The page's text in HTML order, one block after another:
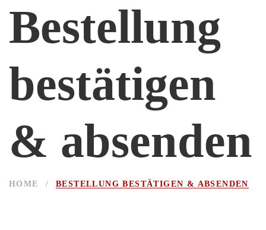
Bestellung
bestätigen
& absenden
HOME / BESTELLUNG BESTÄTIGEN & ABSENDEN